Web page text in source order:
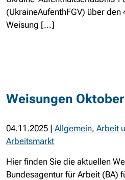
(UkraineAufenthFGV) über den
Weisung [...]
Weisungen
04.11.2025 | Allgemein, Arbeit
Arbeitsmarkt
Hier finden Sie die aktuellen
Bundesagentur für Arbeit (BA)